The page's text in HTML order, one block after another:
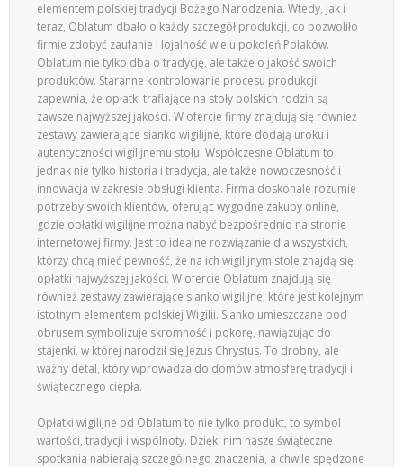
elementem polskiej tradycji Bożego Narodzenia. Wtedy, jak i
teraz, Oblatum dbało o każdy szczegół produkcji, co pozwoliło
firmie zdobyć zaufanie i lojalność wielu pokoleń Polaków.
Oblatum nie tylko dba o tradycję, ale także o jakość swoich
produktów. Staranne kontrolowanie procesu produkcji
zapewnia, że opłatki trafiające na stoły polskich rodzin są
zawsze najwyższej jakości. W ofercie firmy znajdują się również
zestawy zawierające sianko wigilijne, które dodają uroku i
autentyczności wigilijnemu stołu. Współczesne Oblatum to
jednak nie tylko historia i tradycja, ale także nowoczesność i
innowacja w zakresie obsługi klienta. Firma doskonale rozumie
potrzeby swoich klientów, oferując wygodne zakupy online,
gdzie opłatki wigilijne można nabyć bezpośrednio na stronie
internetowej firmy. Jest to idealne rozwiązanie dla wszystkich,
którzy chcą mieć pewność, że na ich wigilijnym stole znajdą się
opłatki najwyższej jakości. W ofercie Oblatum znajdują się
również zestawy zawierające sianko wigilijne, które jest kolejnym
istotnym elementem polskiej Wigilii. Sianko umieszczane pod
obrusem symbolizuje skromność i pokorę, nawiązując do
stajenki, w której narodził się Jezus Chrystus. To drobny, ale
ważny detal, który wprowadza do domów atmosferę tradycji i
świątecznego ciepła.
Opłatki wigilijne od Oblatum to nie tylko produkt, to symbol
wartości, tradycji i wspólnoty. Dzięki nim nasze świąteczne
spotkania nabierają szczególnego znaczenia, a chwile spędzone